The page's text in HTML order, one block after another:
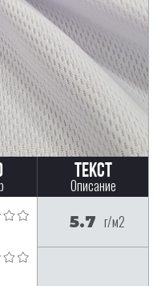
Текст
Описание
5.7 г/м2